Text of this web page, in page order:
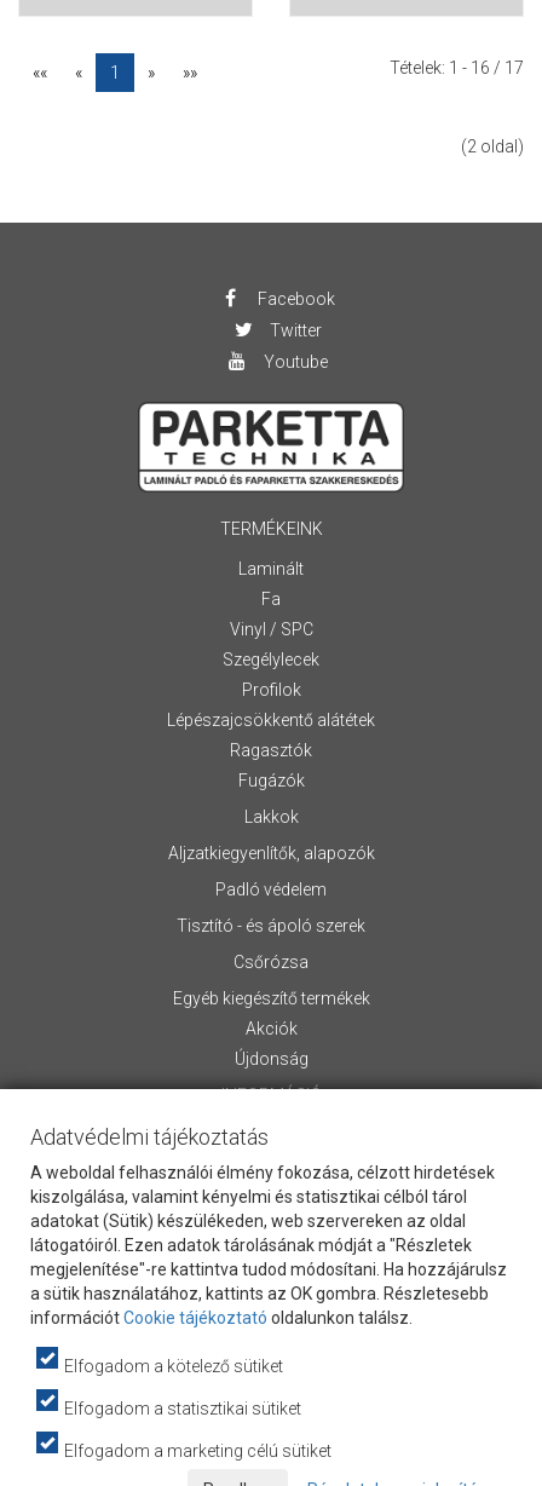
«« « 1 » »» Tételek: 1 - 16 / 17
(2 oldal)
Facebook
Twitter
Youtube
TERMÉKEINK
Laminált
Fa
Vinyl / SPC
Szegélylecek
Profilok
Lépészajcsökkentő alátétek
Ragasztók
Fugázók
Lakkok
Aljzatkiegyenlítők, alapozók
Padló védelem
Tisztító - és ápoló szerek
Csőrózsa
Egyéb kiegészítő termékek
Akciók
Újdonság
INFORMÁCIÓ
Rólunk
Általános Szerződési Feltételek
Szállítási információk
Letölthető anyagok
Kapcsolat
Vevőszolgálat
Cookie Szabályzat
Hasznos információk
webpartners
Adatvédelmi tájékoztatás
A weboldal felhasználói élmény fokozása, célzott hirdetések
kiszolgálása, valamint kényelmi és statisztikai célból tárol
adatokat (Sütik) készülékeden, web szervereken az oldal
látogatóiról. Ezen adatok tárolásának módját a "Részletek
megjelenítése"-re kattintva tudod módosítani. Ha hozzájárulsz
a sütik használatához, kattints az OK gombra. Részletesebb
információtCookie tájékoztató oldalunkon találsz.
Elfogadom a kötelező sütiket
Elfogadom a statisztikai sütiket
Elfogadom a marketing célú sütiket